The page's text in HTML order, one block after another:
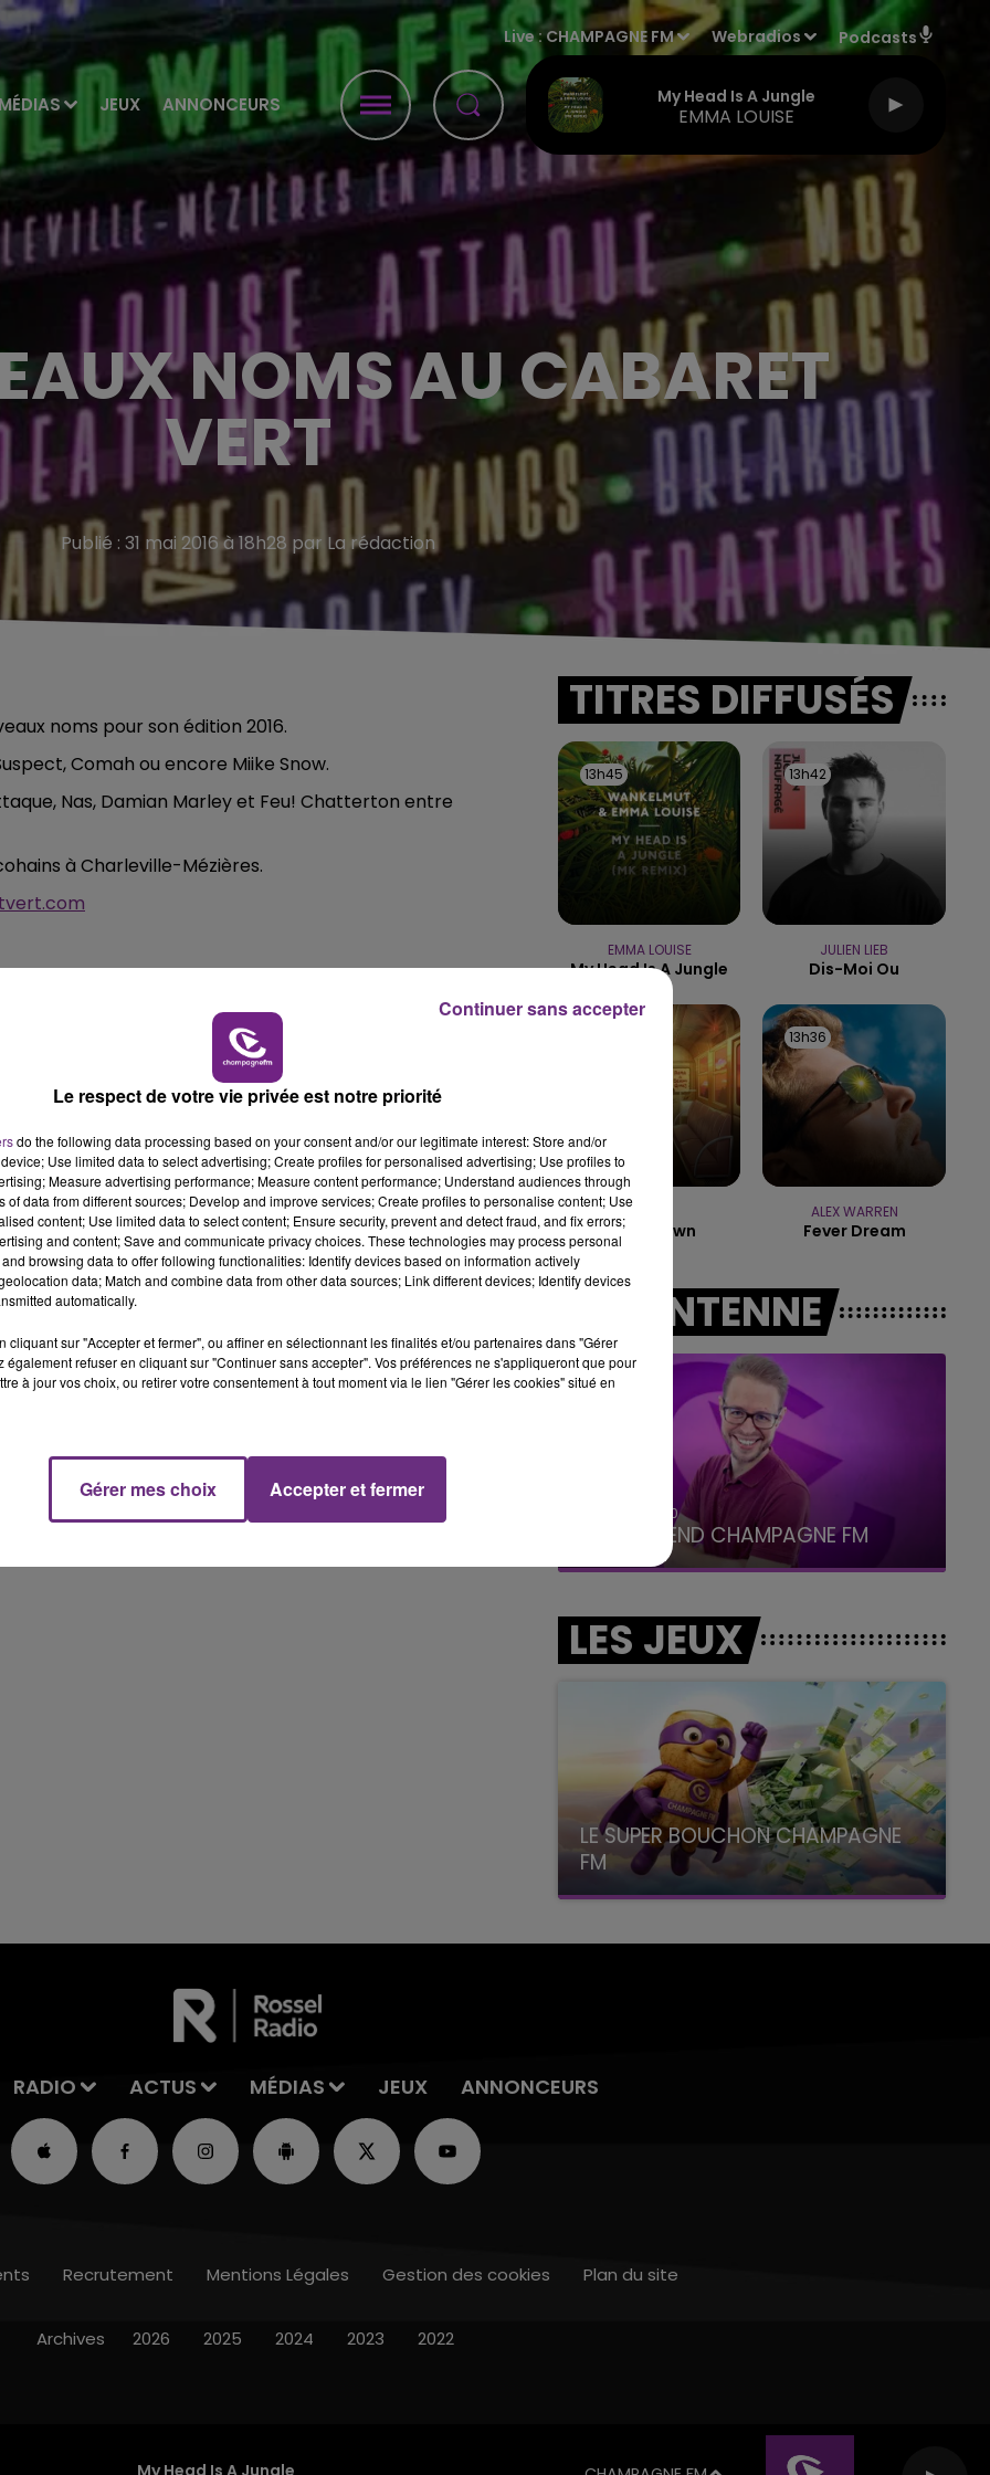
MÉDIAS JEUX ANNONCEURS
Live :CHAMPAGNE FM Webradios Podcasts
My Head Is A Jungle
EMMA LOUISE
LE WEEK-END CHAMPAGNE FM
7h00 - 12h00
LE WEEK-END CHAMPAGNE FM
NOMS AU CABARET
VERT
Publié : 31 mai 2016 à 18h28 par La rédaction
noms pour son édition 2016.
Comah ou encore Miike Snow.
Nas, Damian Marley et Feu! Chatterton entre
à Charleville-Mézières.
LE MAGASIN JOUÉCLUB DE REIMS FERME
SES PORTES
C'était l'une des institutions du centre-ville
rémois. Le magasin JouéClub est contraint de
fermer ses portes.
TITRES DIFFUSÉS
13h45
13h45
EMMA LOUISE
My Head Is A Jungle
13h42
13h42
JULIEN LIEB
Dis-Moi Ou
Rema
Calm Down
13h36
13h36
ALEX WARREN
Fever Dream
A L'ANTENNE
16h00 - 20h00
LE WEEK-END CHAMPAGNE FM
LES JEUX
LE SUPER BOUCHON CHAMPAGNE
FM
avec La Famille Champagne FM, à 8H10
RADIO ACTUS MÉDIAS JEUX ANNONCEURS
My Head Is A Jungle
Recrutement Mentions Légales Gestion des cookies Plan du site
Archives 2026 2025 2024 2023 2022
Le respect de votre vie privée est notre priorité
do the following data processing based on your consent and/or our legitimate interest: Store and/or
Use limited data to select advertising; Create profiles for personalised advertising; Use profiles to
Measure advertising performance; Measure content performance; Understand audiences through
of data from different sources; Develop and improve services; Create profiles to personalise content; Use
content; Use limited data to select content; Ensure security, prevent and detect fraud, and fix errors;
and content; Save and communicate privacy choices. These technologies may process personal
browsing data to offer following functionalities: Identify devices based on information actively
data; Match and combine data from other data sources; Link different devices; Identify devices
automatically.
cliquant sur "Accepter et fermer", ou affiner en sélectionnant les finalités et/ou partenaires dans "Gérer
également refuser en cliquant sur "Continuer sans accepter". Vos préférences ne s'appliqueront que pour
à jour vos choix, ou retirer votre consentement à tout moment via le lien "Gérer les cookies" situé en
Gérer mes choix Accepter et fermer
Continuer sans accepter